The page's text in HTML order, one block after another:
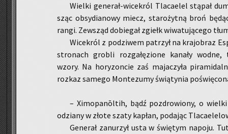
Wiel­ki ge­ne­rał-wi­ce­król Tla­ca­elel stą­pał
sząc ob­sy­dia­no­wy miecz, sta­ro­żyt­ną broń
rangi. Ze­wsząd do­bie­gał zgiełk wi­wa­tu­ją­ce­go
Wi­ce­król z po­dzi­wem pa­trzył na kra­jo­braz
stro­nach gro­bli roz­ga­łę­zio­ne ka­na­ły wodne,
wzory. Na ho­ry­zon­cie zaś ma­ja­czy­ła
roz­kaz sa­me­go Mon­te­zu­my świą­ty­nia
– Xi­mo­panōltih, bądź po­zdro­wio­ny, o
odzia­ny w złote szaty ka­płan, po­da­jąc
Ge­ne­rał za­nu­rzył usta w świę­tym na­po­ju.